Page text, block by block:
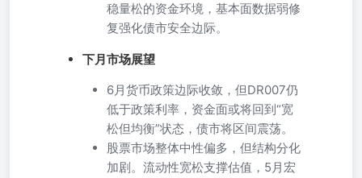
稳量松的资金环境，基本面数据弱修
复强化债市安全边际。
下月市场展望
6月货币政策边际收敛，但DR007仍
低于政策利率，资金面或将回到“宽
松但均衡”状态，债市将区间震荡。
股票市场整体中性偏多，但结构分化
加剧。流动性宽松支撑估值，5月宏